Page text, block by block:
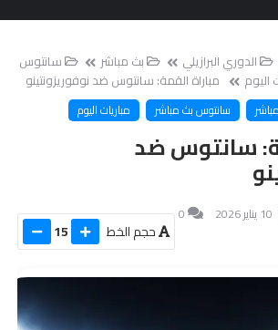
الدوري البرازيلي بث مباشر
سانتوس
اليوم مباراة القمة: سانتوس ضد نوفوريزونتينو
سانتوس بث مباشر مباريات اليوم
سانتوس ضد
0
حجم الخط 15